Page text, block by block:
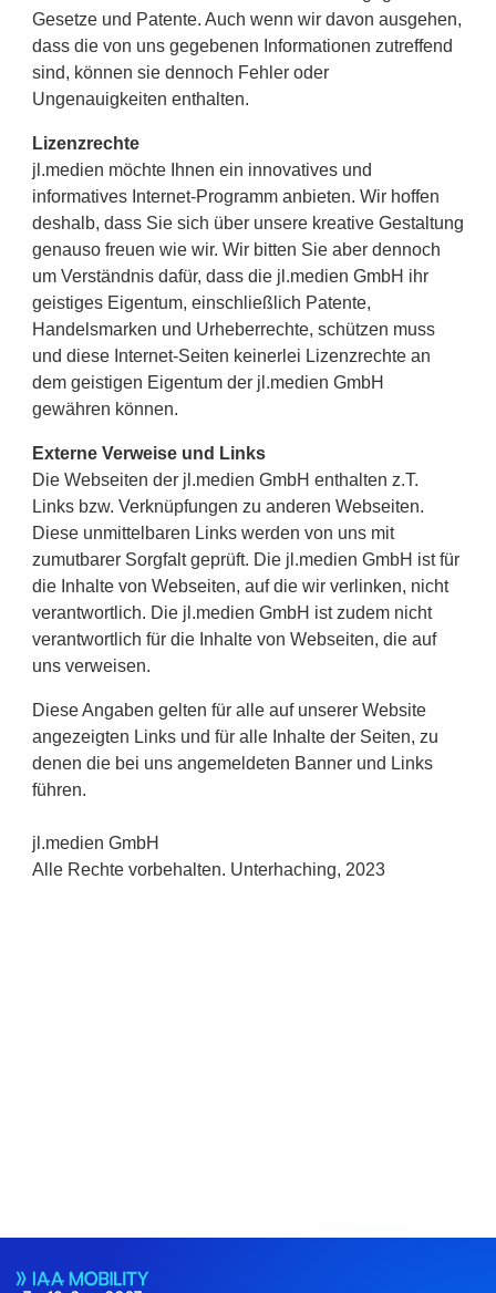
Gesetze und Patente. Auch wenn wir davon ausgehen,
dass die von uns gegebenen Informationen zutreffend
sind, können sie dennoch Fehler oder
Ungenauigkeiten enthalten.
Lizenzrechte
jl.medien möchte Ihnen ein innovatives und
informatives Internet-Programm anbieten. Wir hoffen
deshalb, dass Sie sich über unsere kreative Gestaltung
genauso freuen wie wir. Wir bitten Sie aber dennoch
um Verständnis dafür, dass die jl.medien GmbH ihr
geistiges Eigentum, einschließlich Patente,
Handelsmarken und Urheberrechte, schützen muss
und diese Internet-Seiten keinerlei Lizenzrechte an
dem geistigen Eigentum der jl.medien GmbH
gewähren können.
Externe Verweise und Links
Die Webseiten der jl.medien GmbH enthalten z.T.
Links bzw. Verknüpfungen zu anderen Webseiten.
Diese unmittelbaren Links werden von uns mit
zumutbarer Sorgfalt geprüft. Die jl.medien GmbH ist für
die Inhalte von Webseiten, auf die wir verlinken, nicht
verantwortlich. Die jl.medien GmbH ist zudem nicht
verantwortlich für die Inhalte von Webseiten, die auf
uns verweisen.
Diese Angaben gelten für alle auf unserer Website
angezeigten Links und für alle Inhalte der Seiten, zu
denen die bei uns angemeldeten Banner und Links
führen.
jl.medien GmbH
Alle Rechte vorbehalten. Unterhaching, 2023